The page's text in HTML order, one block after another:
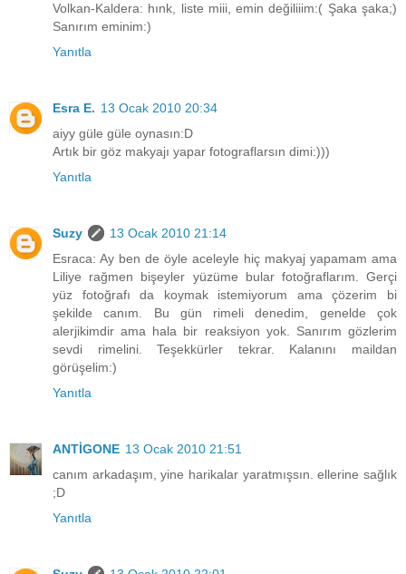
Volkan-Kaldera: hınk, liste miii, emin değiliiim:( Şaka şaka;)
Sanırım eminim:)
Yanıtla
Esra E. 13 Ocak 2010 20:34
aiyy güle güle oynasın:D
Artık bir göz makyajı yapar fotograflarsın dimi:)))
Yanıtla
Suzy
13 Ocak 2010 21:14
Esraca: Ay ben de öyle aceleyle hiç makyaj yapamam ama
Liliye rağmen bişeyler yüzüme bular fotoğraflarım. Gerçi
yüz fotoğrafı da koymak istemiyorum ama çözerim bi
şekilde canım. Bu gün rimeli denedim, genelde çok
alerjikimdir ama hala bir reaksiyon yok. Sanırım gözlerim
sevdi rimelini. Teşekkürler tekrar. Kalanını maildan
görüşelim:)
Yanıtla
ANTİGONE 13 Ocak 2010 21:51
canım arkadaşım, yine harikalar yaratmışsın. ellerine sağlık
;D
Yanıtla